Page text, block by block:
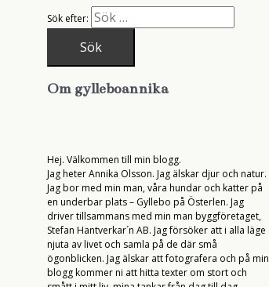
Sök efter:
Om gylleboannika
Hej. Välkommen till min blogg.
Jag heter Annika Olsson. Jag älskar djur och natur.
Jag bor med min man, våra hundar och katter på
en underbar plats – Gyllebo på Österlen. Jag
driver tillsammans med min man byggföretaget,
Stefan Hantverkar´n AB. Jag försöker att i alla läge
njuta av livet och samla på de där små
ögonblicken. Jag älskar att fotografera och på min
blogg kommer ni att hitta texter om stort och